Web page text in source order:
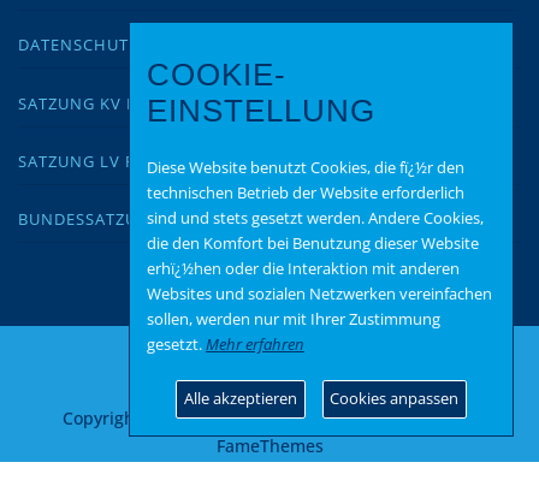
DATENSCHUTZ
SATZUNG KV KUSEL
SATZUNG LV RLP
BUNDESSATZUNG
Copyright © 2026 AfD Kusel–OnePressTheme von
FameThemes
COOKIE-
EINSTELLUNG
Diese Website benutzt Cookies, die fï¿½r den
technischen Betrieb der Website erforderlich
sind und stets gesetzt werden. Andere Cookies,
die den Komfort bei Benutzung dieser Website
erhï¿½hen oder die Interaktion mit anderen
Websites und sozialen Netzwerken vereinfachen
sollen, werden nur mit Ihrer Zustimmung
gesetzt.Mehr erfahren
Alle akzeptieren Cookies anpassen